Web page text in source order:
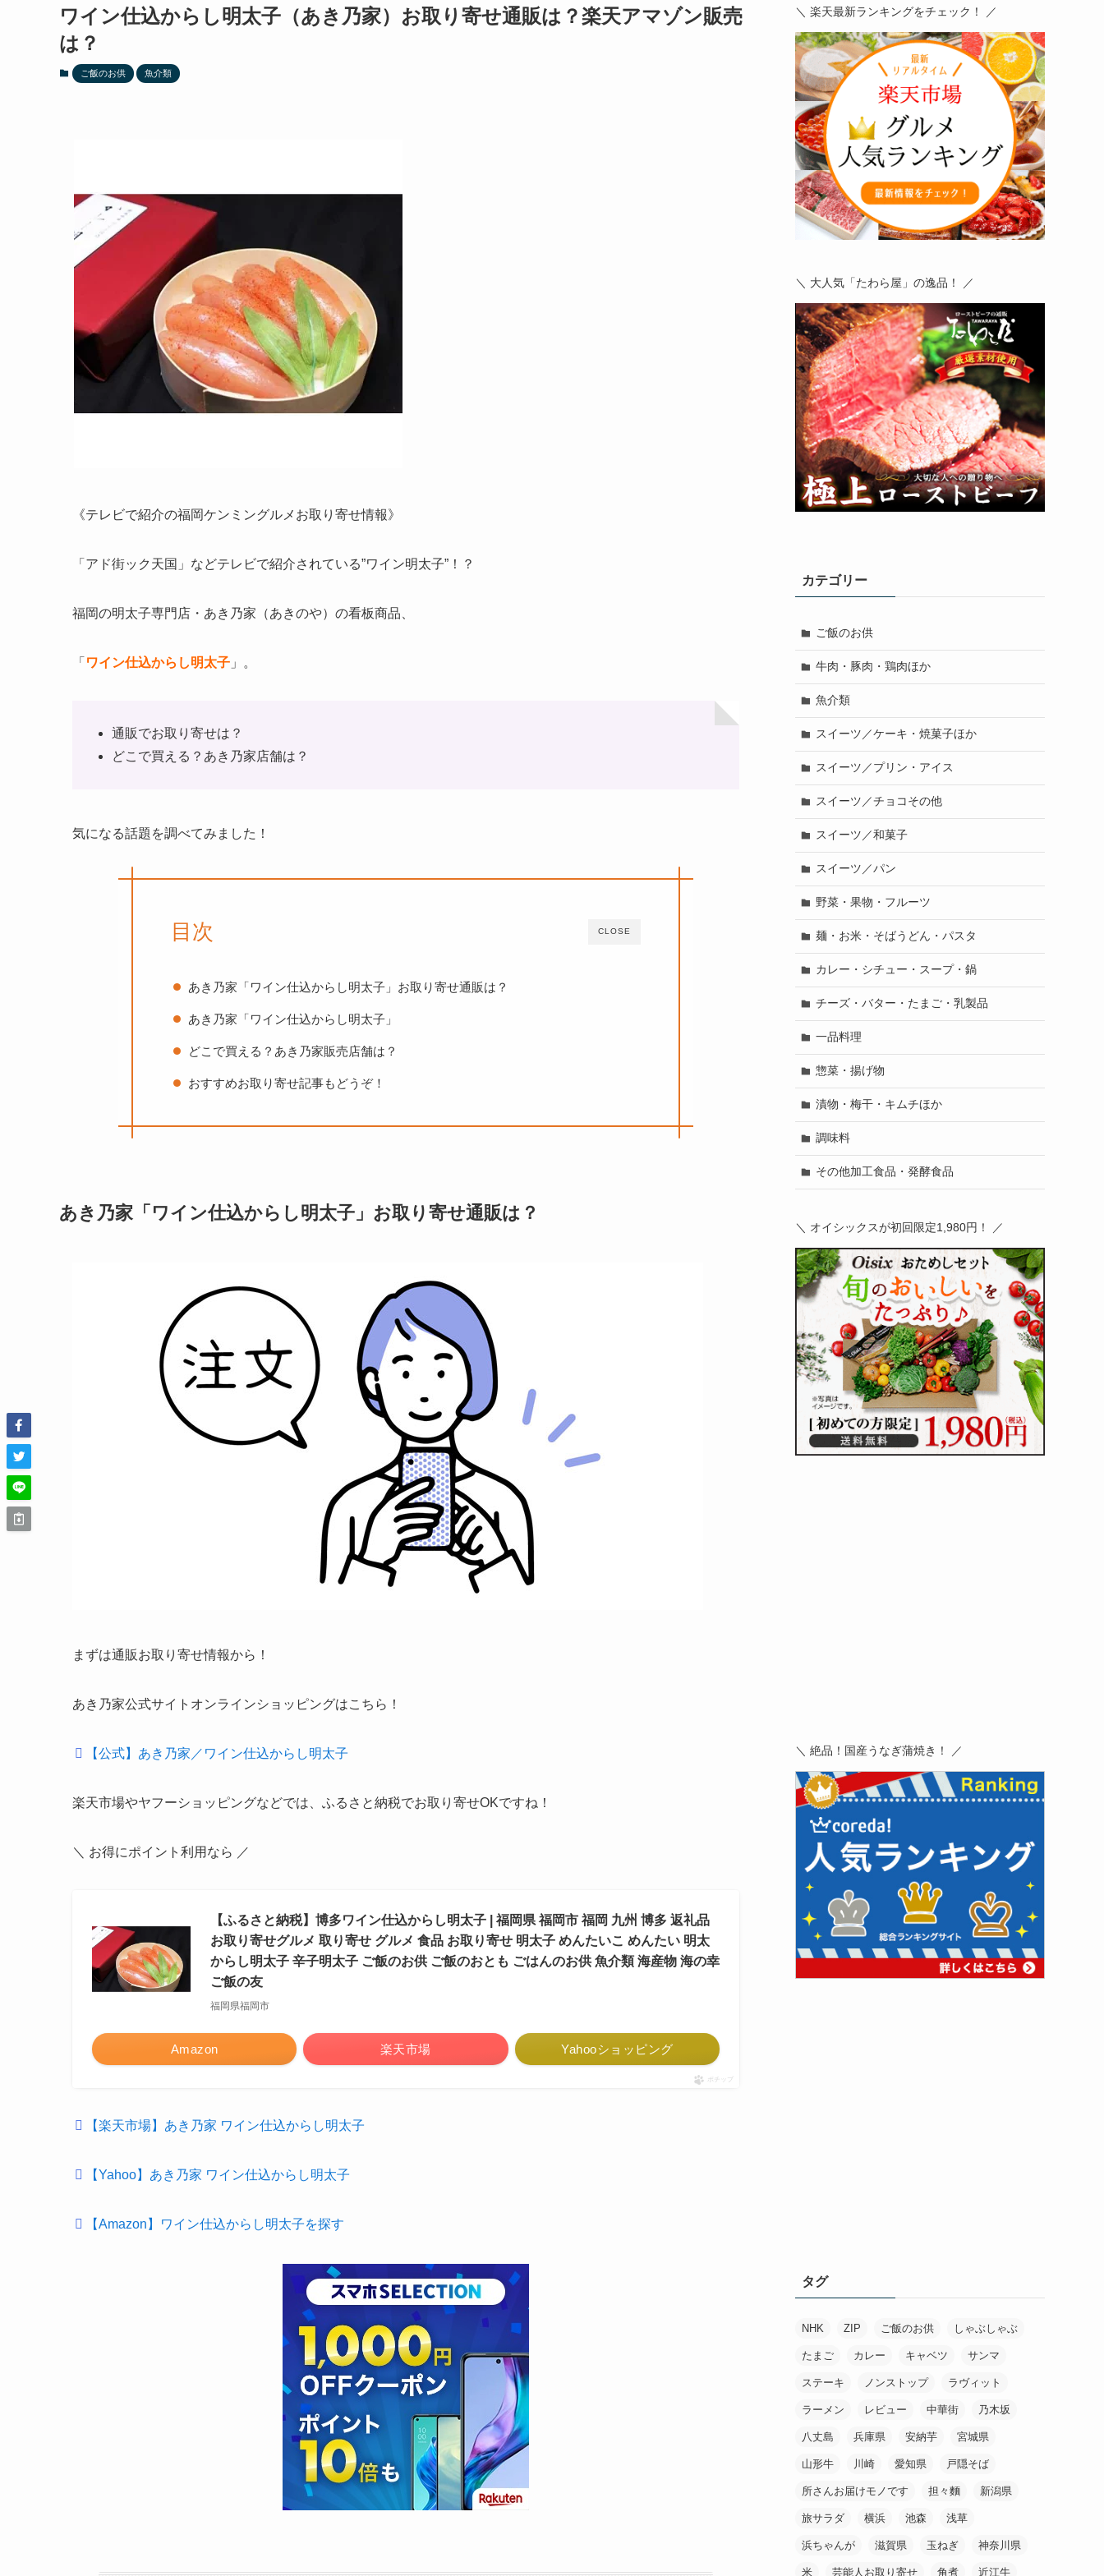
ワイン仕込からし明太子（あき乃家）お取り寄せ通販は？楽天アマゾン販売
は？
ご飯のお供 魚介類
《テレビで紹介の福岡ケンミングルメお取り寄せ情報》
「アド街ック天国」などテレビで紹介されている”ワイン明太子”！？
福岡の明太子専門店・あき乃家（あきのや）の看板商品、
「 ワイン仕込からし明太子 」。
通販でお取り寄せは？
どこで買える？あき乃家店舗は？
気になる話題を調べてみました！
CLOSE
目次
あき乃家「ワイン仕込からし明太子」お取り寄せ通販は？
あき乃家「ワイン仕込からし明太子」
どこで買える？あき乃家販売店舗は？
おすすめお取り寄せ記事もどうぞ！
あき乃家「ワイン仕込からし明太子」お取り寄せ通販は？
まずは通販お取り寄せ情報から！
あき乃家公式サイトオンラインショッピングはこちら！
【公式】あき乃家／ワイン仕込からし明太子
楽天市場やヤフーショッピングなどでは、ふるさと納税でお取り寄せOKですね！
＼ お得にポイント利用なら ／
【ふるさと納税】博多ワイン仕込からし明太子 | 福岡県 福岡市 福岡 九州 博多 返礼品
お取り寄せグルメ 取り寄せ グルメ 食品 お取り寄せ 明太子 めんたいこ めんたい 明太
からし明太子 辛子明太子 ご飯のお供 ご飯のおとも ごはんのお供 魚介類 海産物 海の幸
ご飯の友
福岡県福岡市
Amazon 楽天市場 Yahooショッピング
ポチップ
【楽天市場】あき乃家 ワイン仕込からし明太子
【Yahoo】あき乃家 ワイン仕込からし明太子
【Amazon】ワイン仕込からし明太子を探す
＼ 楽天最新ランキングをチェック！ ／
＼ 大人気「たわら屋」の逸品！ ／
カテゴリー
ご飯のお供
牛肉・豚肉・鶏肉ほか
魚介類
スイーツ／ケーキ・焼菓子ほか
スイーツ／プリン・アイス
スイーツ／チョコその他
スイーツ／和菓子
スイーツ／パン
野菜・果物・フルーツ
麺・お米・そばうどん・パスタ
カレー・シチュー・スープ・鍋
チーズ・バター・たまご・乳製品
一品料理
惣菜・揚げ物
漬物・梅干・キムチほか
調味料
その他加工食品・発酵食品
＼ オイシックスが初回限定1,980円！ ／
＼ 絶品！国産うなぎ蒲焼き！ ／
タグ
NHK ZIP ご飯のお供 しゃぶしゃぶ
たまご カレー キャベツ サンマ
ステーキ ノンストップ ラヴィット
ラーメン レビュー 中華街 乃木坂
八丈島 兵庫県 安納芋 宮城県
山形牛 川崎 愛知県 戸隠そば
所さんお届けモノです 担々麵 新潟県
旅サラダ 横浜 池森 浅草
浜ちゃんが 滋賀県 玉ねぎ 神奈川県
米 芸能人お取り寄せ 角煮 近江牛